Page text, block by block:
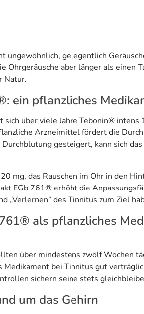
ungewöhnlich, gelegentlich
Ohrgeräusche aber länger als
Natur.
ein pflanzliches
über viele Jahre Tebonin®
Arzneimittel fördert die
gesteigert, kann sich
mg, das Rauschen im Ohr in den
EGb 761® erhöht die
„Verlernen“ des Tinnitus zum Ziel
als pflanzliches
über mindestens zwölf Wochen
bei Tinnitus gut
sichern seine stets
um das Gehirn